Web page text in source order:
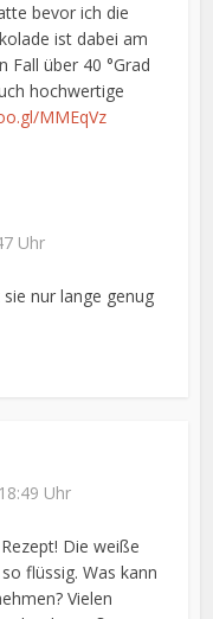
bevor ich die
ist dabei am
Fall über 40 °Grad
hochwertige
MMEqVz
Uhr
nur lange genug
Uhr
Die weiße
flüssig. Was kann
Vielen